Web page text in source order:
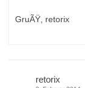
GruÃŸ, retorix
retorix